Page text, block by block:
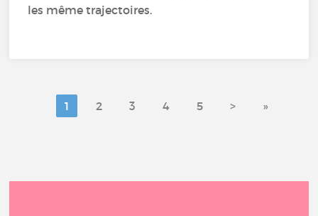
les même trajectoires.
1 2 3 4 5 > »